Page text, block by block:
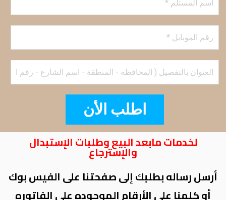
اطلب الأن
لخدمات مابعد البيع وطلبات الإستبدال
والإسترجاع
أرسل رساله بطلبك إلى صفحتنا على الفيس بوك
أو كلمنا على الأرقام الموجوده على الفاتوره